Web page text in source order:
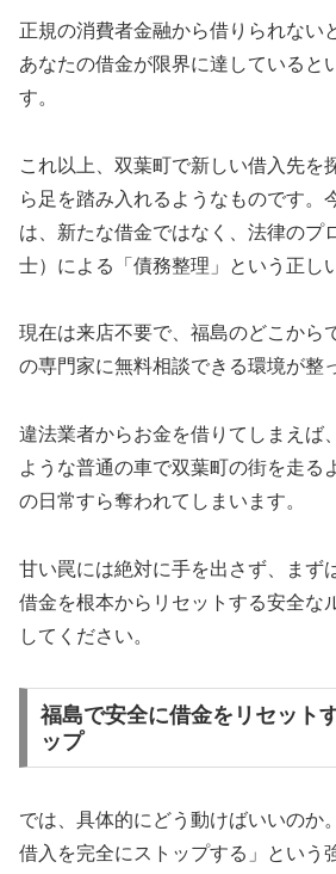
正規の消費者金融から借りられない
あなたの借金が限界に達していると
す。
これ以上、双葉町で新しい借入先を
ら足を踏み入れるようなものです。
は、新たな借金ではなく、法律のプ
士）による「債務整理」という正し
現在は来店不要で、福島のどこから
の専門家に無料相談できる環境が整
違法業者からお金を借りてしまえば、
ような普通の車で双葉町の街を走る
の日常すら奪われてしまいます。
甘い罠には絶対に手を出さず、まず
借金を根本からリセットする安全な
してください。
福島で安全に借金をリセット
ップ
では、具体的にどう動けばいいのか
借入を完全にストップする」という